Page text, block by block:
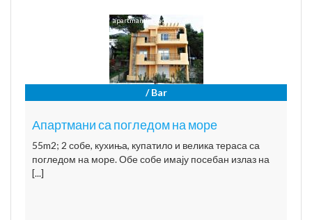
/ Bar
Апартмани са погледом на море
55m2; 2 собе, кухиња, купатило и велика тераса са
погледом на море. Обе собе имају посебан излаз на
[...]